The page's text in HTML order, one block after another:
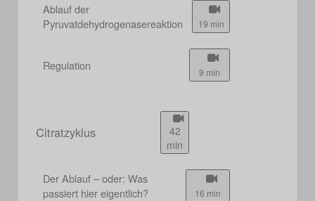
Ablauf der
Pyruvatdehydrogenasereaktion
19 min
Regulation 9 min
Citratzyklus
42
min
Der Ablauf – oder: Was
passiert hier eigentlich?
16 min